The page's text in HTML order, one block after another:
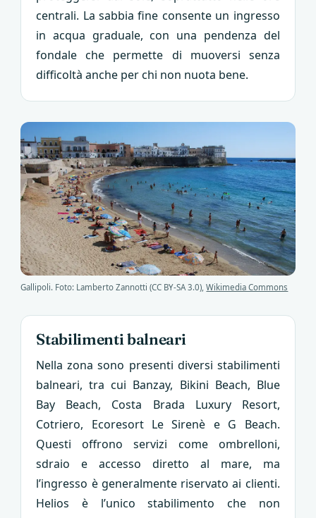
centrali. La sabbia fine consente un ingresso
in acqua graduale, con una pendenza del
fondale che permette di muoversi senza
difficoltà anche per chi non nuota bene.
Gallipoli. Foto: Lamberto Zannotti (CC BY-SA 3.0),Wikimedia Commons
Stabilimenti balneari
Nella zona sono presenti diversi stabilimenti
balneari, tra cui Banzay, Bikini Beach, Blue
Bay Beach, Costa Brada Luxury Resort,
Cotriero, Ecoresort Le Sirenè e G Beach.
Questi offrono servizi come ombrelloni,
sdraio e accesso diretto al mare, ma
l’ingresso è generalmente riservato ai clienti.
Helios è l’unico stabilimento che non